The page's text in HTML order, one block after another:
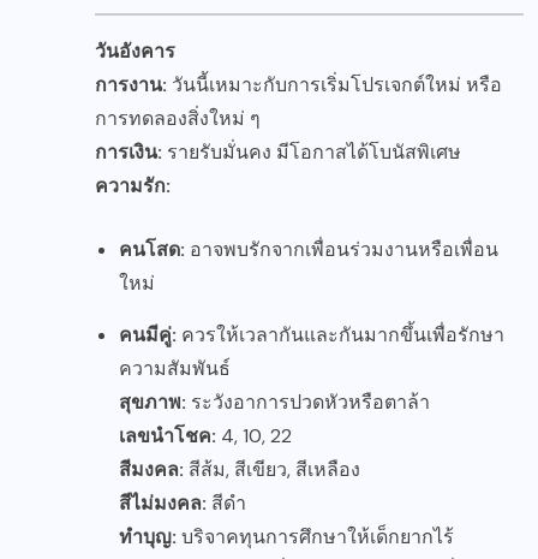
วันอังคาร
การงาน: วันนี้เหมาะกับการเริ่มโปรเจกต์ใหม่ หรือ
การทดลองสิ่งใหม่ ๆ
การเงิน: รายรับมั่นคง มีโอกาสได้โบนัสพิเศษ
ความรัก:
คนโสด: อาจพบรักจากเพื่อนร่วมงานหรือเพื่อน
ใหม่
คนมีคู่: ควรให้เวลากันและกันมากขึ้นเพื่อรักษา
ความสัมพันธ์
สุขภาพ: ระวังอาการปวดหัวหรือตาล้า
เลขนำโชค: 4, 10, 22
สีมงคล: สีส้ม, สีเขียว, สีเหลือง
สีไม่มงคล: สีดำ
ทำบุญ: บริจาคทุนการศึกษาให้เด็กยากไร้